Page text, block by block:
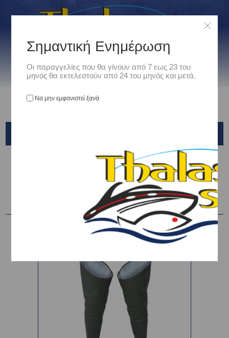
ΜΠΟΤΕΣ ΣΤΗΘΟΥΣ - ΜΗΡΟΥ / AJ GROUP PROS
Σημαντική Ενημέρωση
Οι παραγγελίες που θα γίνουν από 7 εως 23 του
μηνός θα εκτελεστούν από 24 του μηνός και μετά.
Να μην εμφανιστεί ξανά